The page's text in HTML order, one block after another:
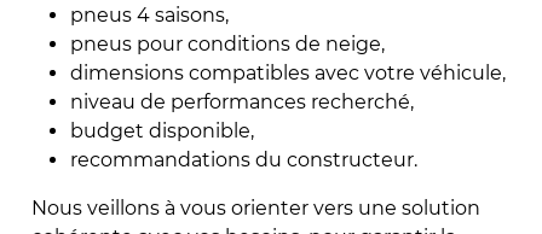
pneus 4 saisons,
pneus pour conditions de neige,
dimensions compatibles avec votre véhicule,
niveau de performances recherché,
budget disponible,
recommandations du constructeur.
Nous veillons à vous orienter vers une solution